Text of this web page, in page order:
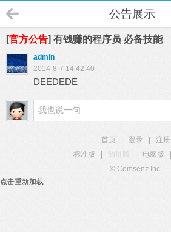
公告展示
[官方公告] 有钱赚的程序员 必备技能
admin
2014-8-7 14:42:40
DEEDEDE
首页 登录
注册
标准版
触屏版 电脑版
© Comsenz Inc.
点击重新加载